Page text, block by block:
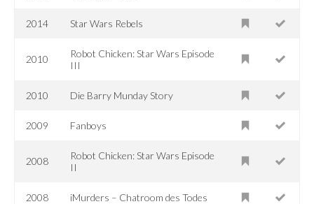
2014 Star Wars Rebels
2010
Robot Chicken: Star Wars Episode
III
2010 Die Barry Munday Story
2009 Fanboys
2008
Robot Chicken: Star Wars Episode
II
2008 iMurders – Chatroom des Todes